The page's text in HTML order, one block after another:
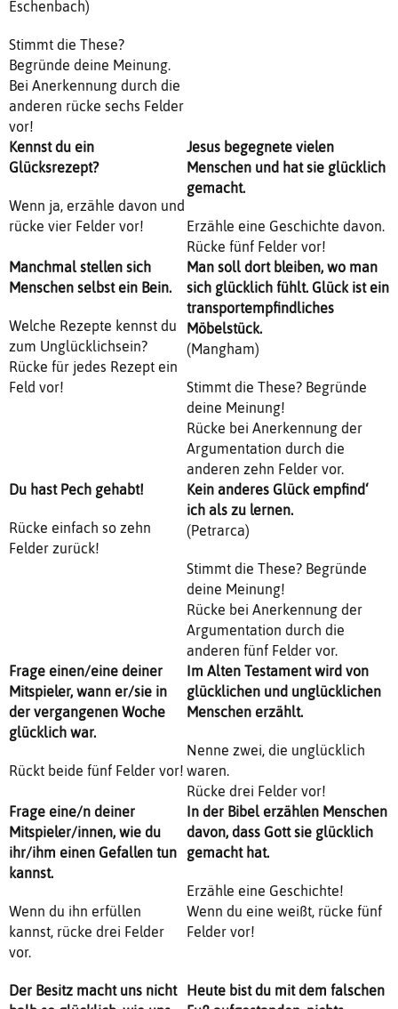
Eschenbach)
Stimmt die These?
Begründe deine Meinung.
Bei Anerkennung durch die
anderen rücke sechs Felder
vor!
Kennst du ein
Glücksrezept?
Wenn ja, erzähle davon und
rücke vier Felder vor!
Jesus begegnete vielen
Menschen und hat sie glücklich
gemacht.
Erzähle eine Geschichte davon.
Rücke fünf Felder vor!
Manchmal stellen sich
Menschen selbst ein Bein.
Welche Rezepte kennst du
zum Unglücklichsein?
Rücke für jedes Rezept ein
Feld vor!
Man soll dort bleiben, wo man
sich glücklich fühlt. Glück ist ein
transportempfindliches
Möbelstück.
(Mangham)
Stimmt die These? Begründe
deine Meinung!
Rücke bei Anerkennung der
Argumentation durch die
anderen zehn Felder vor.
Du hast Pech gehabt!
Rücke einfach so zehn
Felder zurück!
Kein anderes Glück empfind‘
ich als zu lernen.
(Petrarca)
Stimmt die These? Begründe
deine Meinung!
Rücke bei Anerkennung der
Argumentation durch die
anderen fünf Felder vor.
Frage einen/eine deiner
Mitspieler, wann er/sie in
der vergangenen Woche
glücklich war.
Rückt beide fünf Felder vor!
Im Alten Testament wird von
glücklichen und unglücklichen
Menschen erzählt.
Nenne zwei, die unglücklich
waren.
Rücke drei Felder vor!
Frage eine/n deiner
Mitspieler/innen, wie du
ihr/ihm einen Gefallen tun
kannst.
Wenn du ihn erfüllen
kannst, rücke drei Felder
vor.
In der Bibel erzählen Menschen
davon, dass Gott sie glücklich
gemacht hat.
Erzähle eine Geschichte!
Wenn du eine weißt, rücke fünf
Felder vor!
Der Besitz macht uns nicht
Heute bist du mit dem falschen